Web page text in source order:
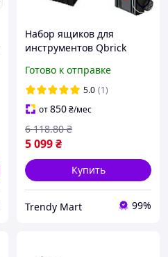
Набор ящиков для
инструментов Qbrick
(5901238255963) KM
Готово к отправке
5.0 (1)
от850₴/мес
5 099₴
6 118.80 ₴
Купить
Trendy Mart 99%